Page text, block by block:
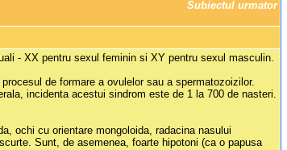
Subiectul urmator
- XX pentru sexul feminin si XY pentru sexul masculin.
de formare a ovulelor sau a spermatozoizilor.
incidenta acestui sindrom este de 1 la 700 de nasteri.
ochi cu orientare mongoloida, radacina nasului
Sunt, de asemenea, foarte hipotoni (ca o papusa